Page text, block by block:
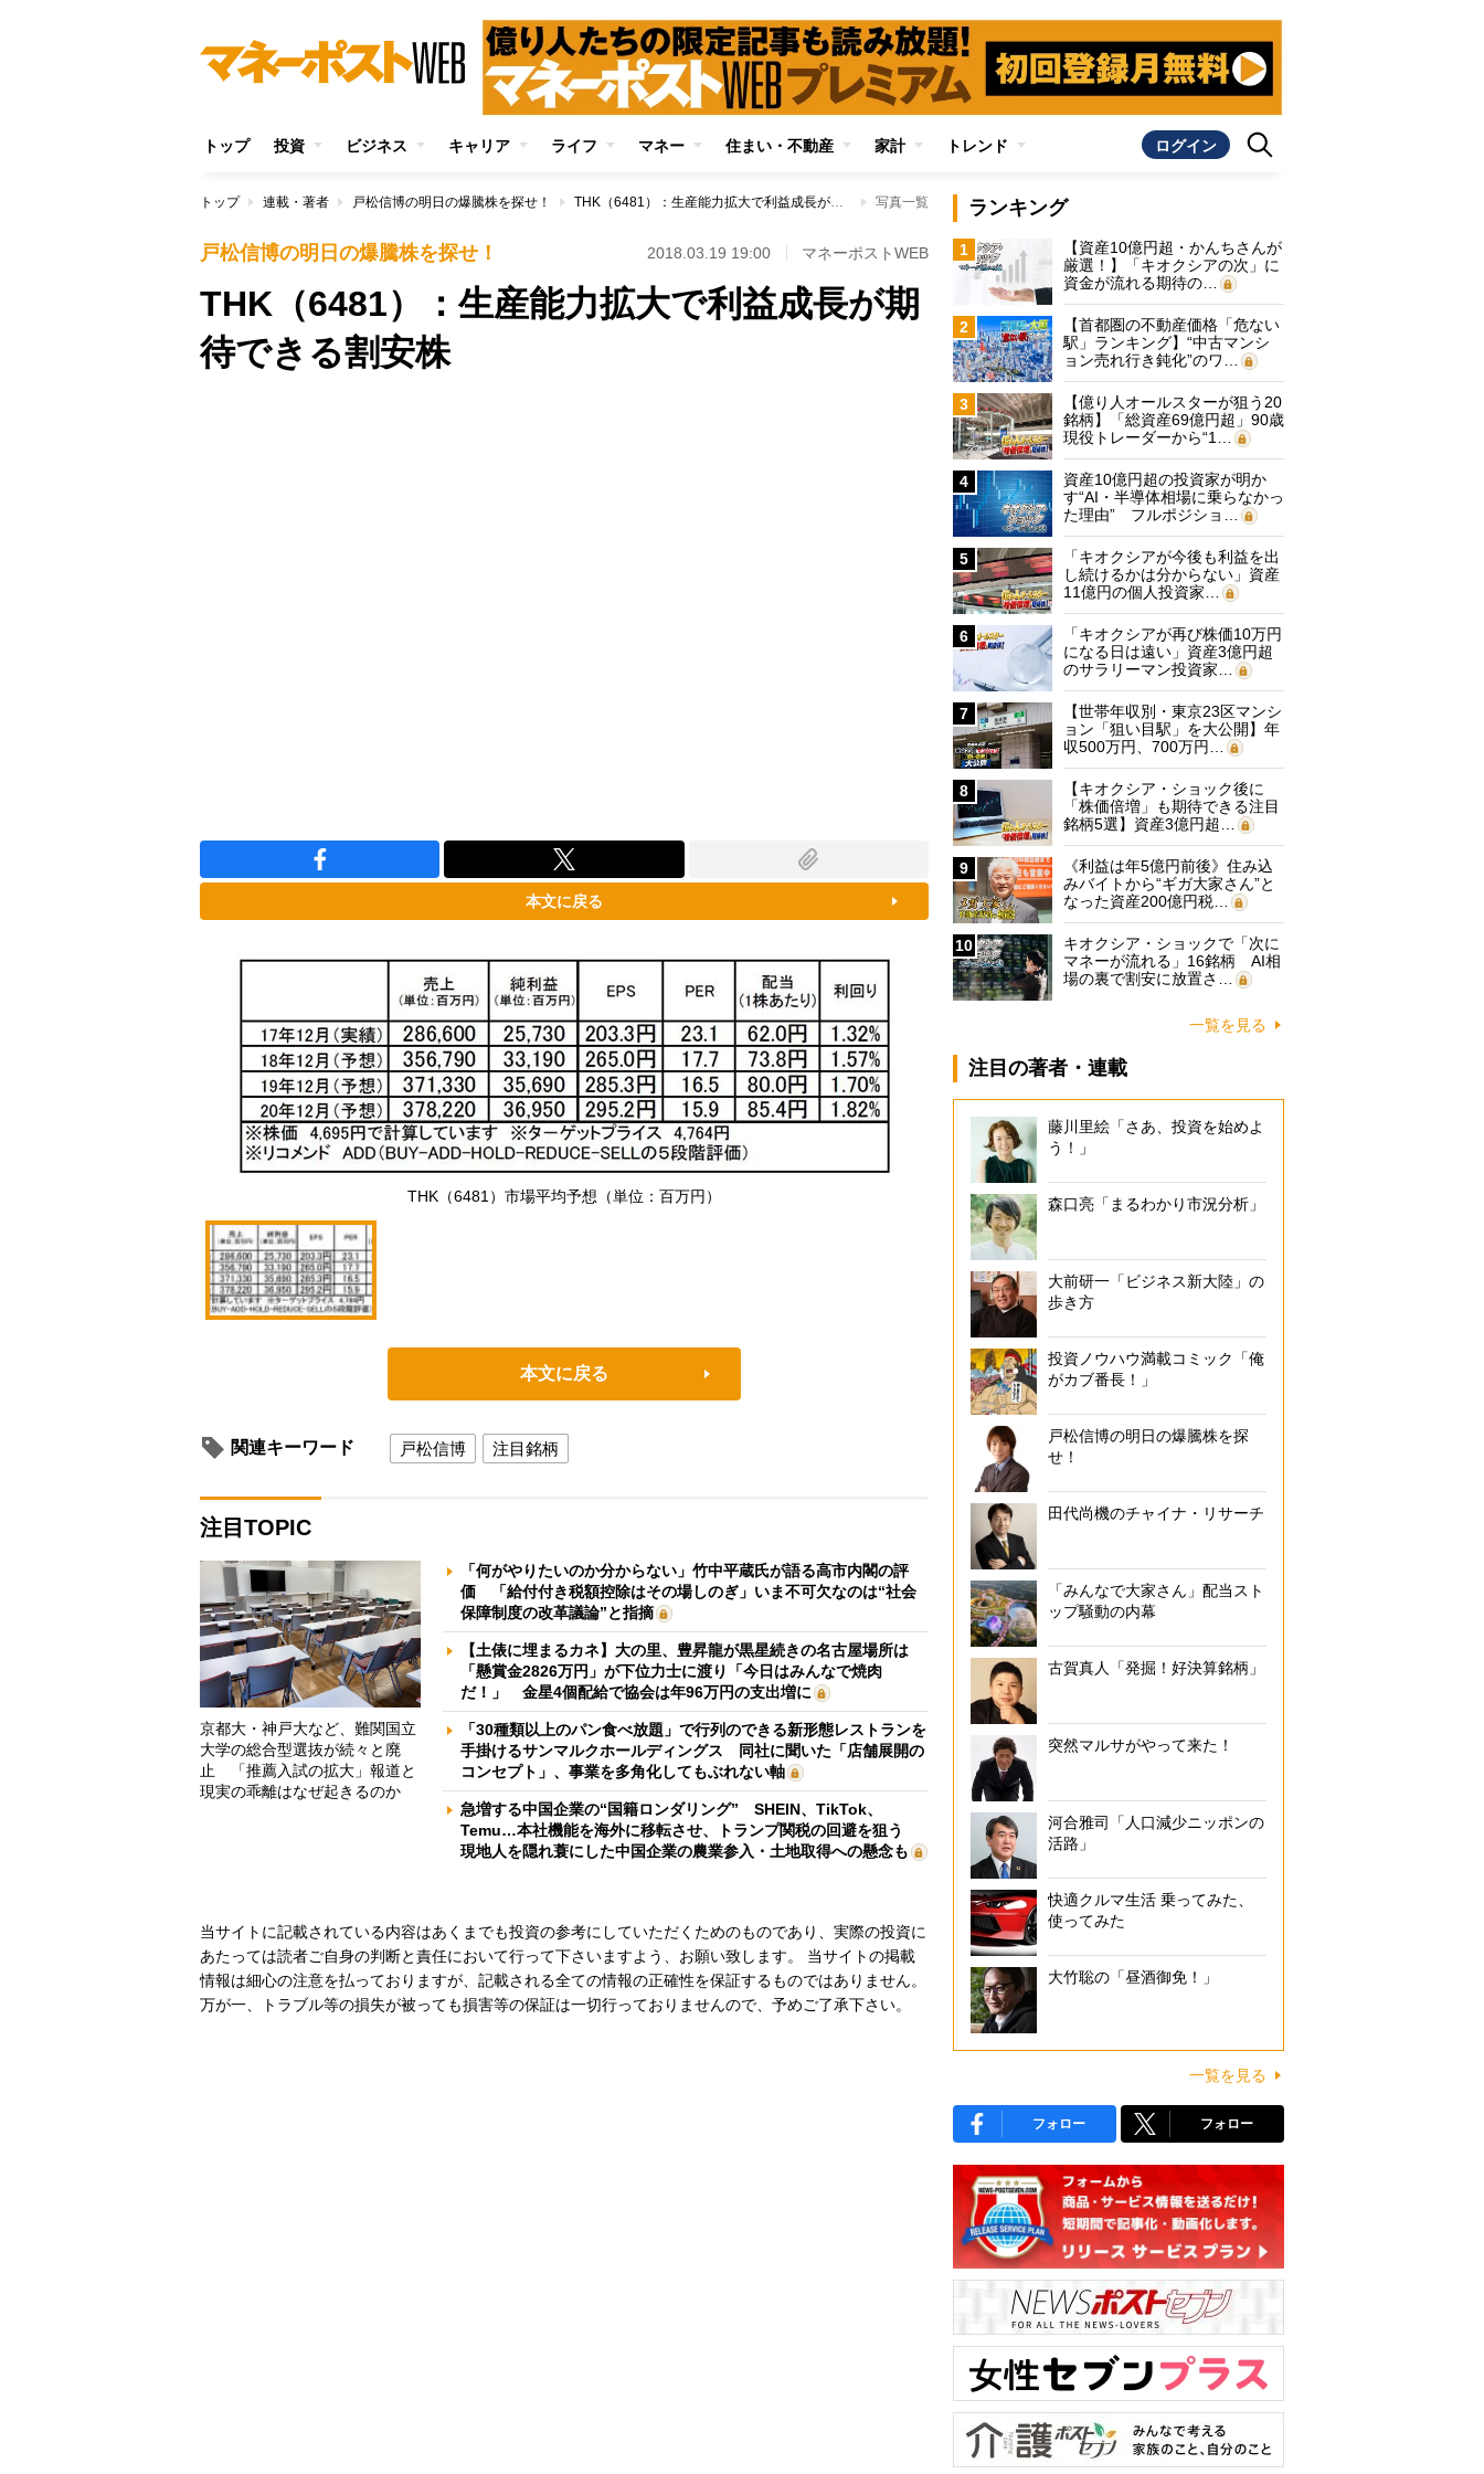
トップ 投資 ビジネス キャリア ライフ マネー 住まい・不動産 家計 トレンド ログイン
トップ 連載・著者 戸松信博の明日の爆騰株を探せ！ THK（6481）：生産能力拡大で利益成長が期待できる割安株 写真一覧
戸松信博の明日の爆騰株を探せ！ 2018.03.19 19:00 マネーポストWEB
THK（6481）：生産能力拡大で利益成長が期
待できる割安株
本文に戻る
THK（6481）市場平均予想（単位：百万円）
本文に戻る
関連キーワード 戸松信博 注目銘柄
注目TOPIC
京都大・神戸大など、難関国立
大学の総合型選抜が続々と廃
止 「推薦入試の拡大」報道と
現実の乖離はなぜ起きるのか
「何がやりたいのか分からない」竹中平蔵氏が語る高市内閣の評
価 「給付付き税額控除はその場しのぎ」いま不可欠なのは“社会
保障制度の改革議論”と指摘
【土俵に埋まるカネ】大の里、豊昇龍が黒星続きの名古屋場所は
「懸賞金2826万円」が下位力士に渡り「今日はみんなで焼肉
だ！」 金星4個配給で協会は年96万円の支出増に
「30種類以上のパン食べ放題」で行列のできる新形態レストランを
手掛けるサンマルクホールディングス 同社に聞いた「店舗展開の
コンセプト」、事業を多角化してもぶれない軸
急増する中国企業の“国籍ロンダリング” SHEIN、TikTok、
Temu…本社機能を海外に移転させ、トランプ関税の回避を狙う
現地人を隠れ蓑にした中国企業の農業参入・土地取得への懸念も
当サイトに記載されている内容はあくまでも投資の参考にしていただくためのものであり、実際の投資に
あたっては読者ご自身の判断と責任において行って下さいますよう、お願い致します。 当サイトの掲載
情報は細心の注意を払っておりますが、記載される全ての情報の正確性を保証するものではありません。
万が一、トラブル等の損失が被っても損害等の保証は一切行っておりませんので、予めご了承下さい。
ランキング
1
【資産10億円超・かんちさんが
厳選！】「キオクシアの次」に
資金が流れる期待の…
2
【首都圏の不動産価格「危ない
駅」ランキング】“中古マンシ
ョン売れ行き鈍化”のワ…
3
【億り人オールスターが狙う20
銘柄】「総資産69億円超」90歳
現役トレーダーから“1…
4
資産10億円超の投資家が明か
す“AI・半導体相場に乗らなかっ
た理由” フルポジショ…
5
「キオクシアが今後も利益を出
し続けるかは分からない」資産
11億円の個人投資家…
6
「キオクシアが再び株価10万円
になる日は遠い」資産3億円超
のサラリーマン投資家…
7
【世帯年収別・東京23区マンシ
ョン「狙い目駅」を大公開】年
収500万円、700万円…
8
【キオクシア・ショック後に
「株価倍増」も期待できる注目
銘柄5選】資産3億円超…
9
《利益は年5億円前後》住み込
みバイトから“ギガ大家さん”と
なった資産200億円税…
10
キオクシア・ショックで「次に
マネーが流れる」16銘柄 AI相
場の裏で割安に放置さ…
一覧を見る
注目の著者・連載
藤川里絵「さあ、投資を始めよ
う！」
森口亮「まるわかり市況分析」
大前研一「ビジネス新大陸」の
歩き方
投資ノウハウ満載コミック「俺
がカブ番長！」
戸松信博の明日の爆騰株を探
せ！
田代尚機のチャイナ・リサーチ
「みんなで大家さん」配当スト
ップ騒動の内幕
古賀真人「発掘！好決算銘柄」
突然マルサがやって来た！
河合雅司「人口減少ニッポンの
活路」
快適クルマ生活 乗ってみた、
使ってみた
大竹聡の「昼酒御免！」
一覧を見る
フォロー フォロー